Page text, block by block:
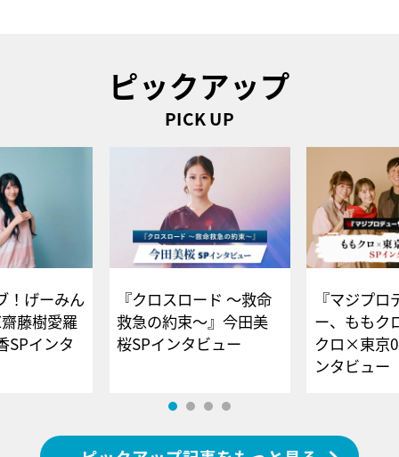
ピックアップ
PICK UP
！げーみん
藤樹愛羅
SPインタ
『クロスロード ～救命
救急の約束～』今田美
桜SPインタビュー
『マジプロ
ー、ももク
クロ×東京
ンタビュー